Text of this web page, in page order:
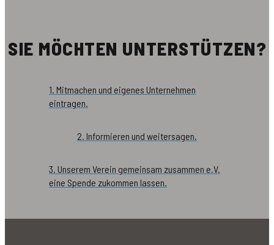
SIE MÖCHTEN UNTERSTÜTZEN?
1. Mitmachen und eigenes Unternehmen
eintragen.
2. Informieren und weitersagen.
3. Unserem Verein gemeinsam zusammen e.V.
eine Spende zukommen lassen.